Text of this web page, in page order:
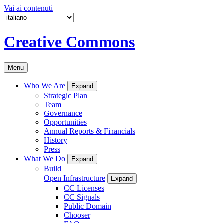
Vai ai contenuti
Creative Commons
Menu
Who We Are Expand
Strategic Plan
Team
Governance
Opportunities
Annual Reports & Financials
History
Press
What We Do
Expand
Build
Open Infrastructure
Expand
CC Licenses
CC Signals
Public Domain
Chooser